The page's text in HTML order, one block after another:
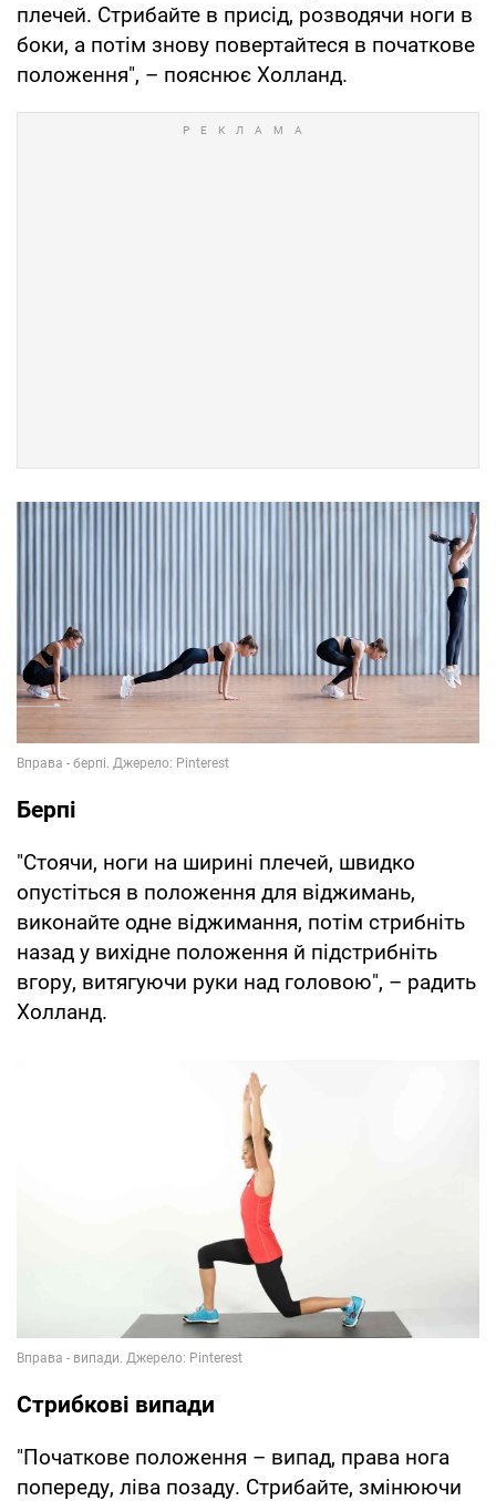
плечей. Стрибайте в присід, розводячи ноги в
боки, а потім знову повертайтеся в початкове
положення", – пояснює Холланд.
Берпі
"Стоячи, ноги на ширині плечей, швидко
опустіться в положення для віджимань,
виконайте одне віджимання, потім стрибніть
назад у вихідне положення й підстрибніть
вгору, витягуючи руки над головою", – радить
Холланд.
Стрибкові випади
"Початкове положення – випад, права нога
попереду, ліва позаду. Стрибайте, змінюючи